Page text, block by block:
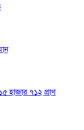
হাজার ৭১২ প্রাণ